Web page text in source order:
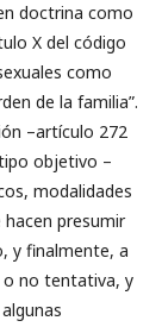
doctrina como
X del código
como
de la familia”.
–artículo 272
objetivo –
modalidades
presumir
y finalmente, a
o no tentativa, y